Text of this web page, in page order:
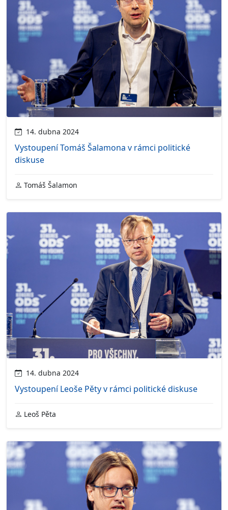
14. dubna 2024
Vystoupení Tomáš Šalamona v rámci politické
diskuse
Tomáš Šalamon
14. dubna 2024
Vystoupení Leoše Pěty v rámci politické diskuse
Leoš Pěta